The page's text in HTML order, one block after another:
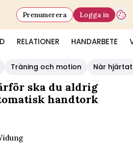
RELATIONER HANDARBETE
Prenumerera Logga in
Träning och motion När
ska du aldrig
handtork